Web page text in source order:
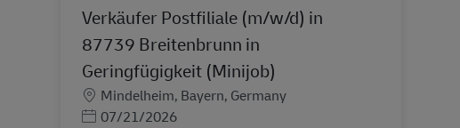
Verkäufer Postfiliale (m/w/d) in
87739 Breitenbrunn in
Geringfügigkeit (Minijob)
勤務地
Mindelheim, Bayern, Germany
Posted Date
07/21/2026